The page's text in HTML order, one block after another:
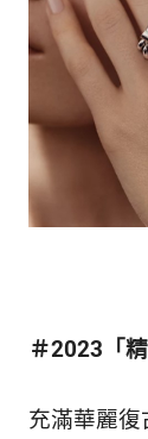
潮
流、
活
旅
兩
性
新
容，
＃2023「
充滿華麗復